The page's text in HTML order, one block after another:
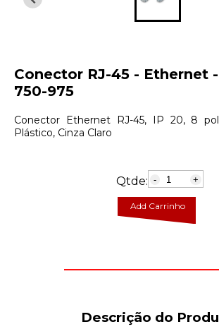
Conector RJ-45 - Ethernet
750-975
Conector Ethernet RJ-45, IP 20, 8
Plástico, Cinza Claro
Qtde: - +
Add Carrinho
Descrição do